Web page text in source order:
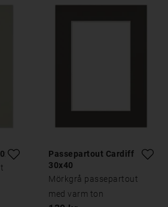
Passepartout Cardiff
30x40
Mörkgrå passepartout
med varm ton